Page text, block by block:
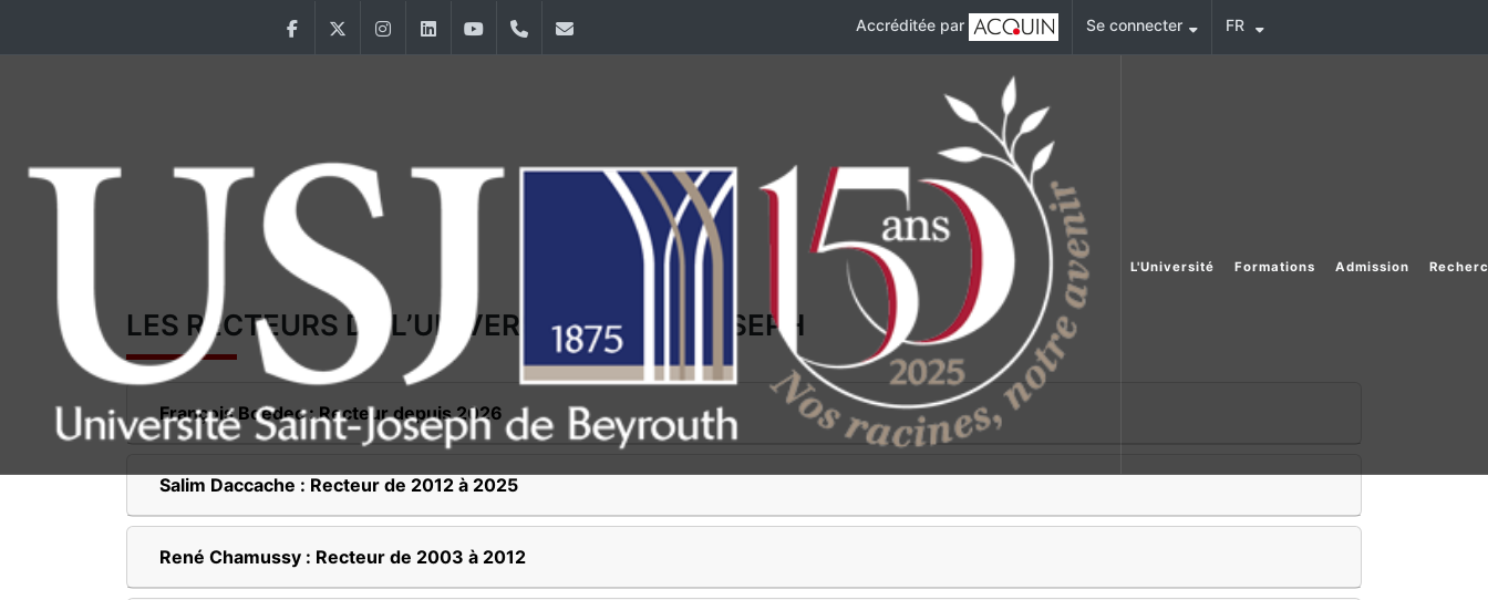
FacebookTwitter InstagramLinkedInYouTube+9611421000 Accréditée par Se connecter FR
L'Université Formations Admission
LES RECTEURS DE L’UNIVERSITÉ SAINT-JOSEPH
François Boëdec : Recteur depuis 2026
Salim Daccache : Recteur de 2012 à 2025
René Chamussy : Recteur de 2003 à 2012